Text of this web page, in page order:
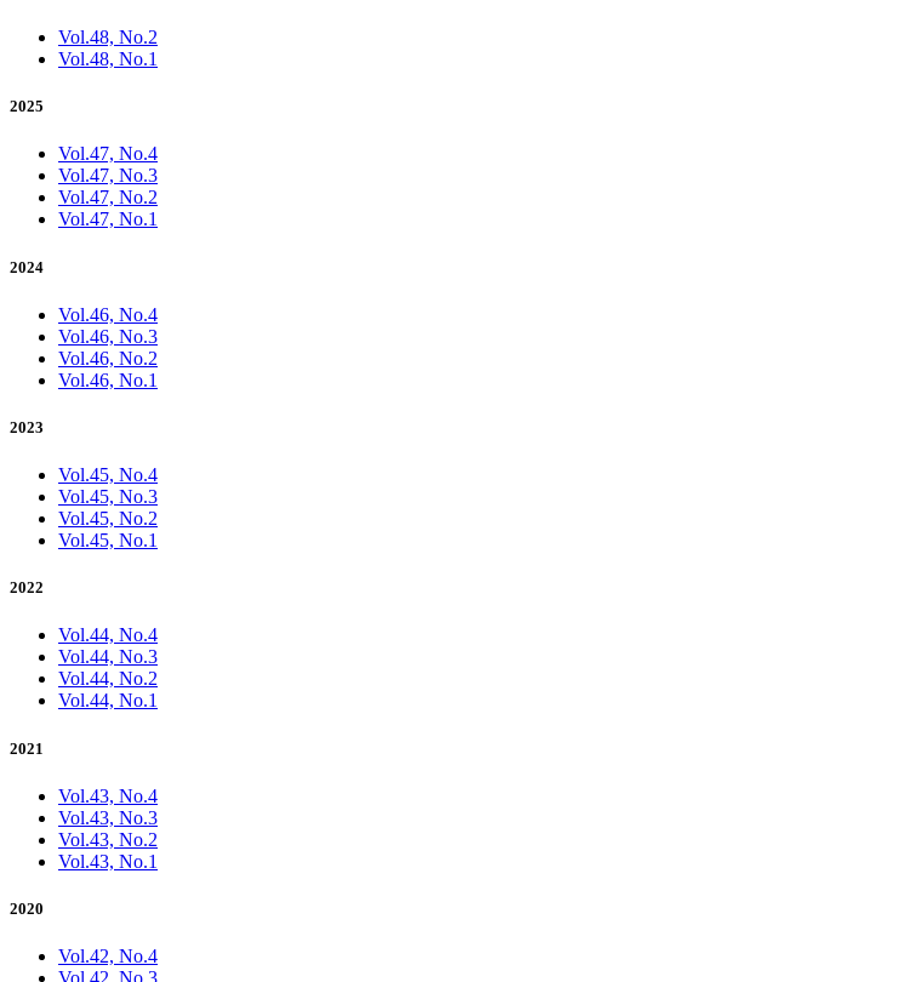
Vol.48, No.2
Vol.48, No.1
2025
Vol.47, No.4
Vol.47, No.3
Vol.47, No.2
Vol.47, No.1
2024
Vol.46, No.4
Vol.46, No.3
Vol.46, No.2
Vol.46, No.1
2023
Vol.45, No.4
Vol.45, No.3
Vol.45, No.2
Vol.45, No.1
2022
Vol.44, No.4
Vol.44, No.3
Vol.44, No.2
Vol.44, No.1
2021
Vol.43, No.4
Vol.43, No.3
Vol.43, No.2
Vol.43, No.1
2020
Vol.42, No.4
Vol.42, No.3